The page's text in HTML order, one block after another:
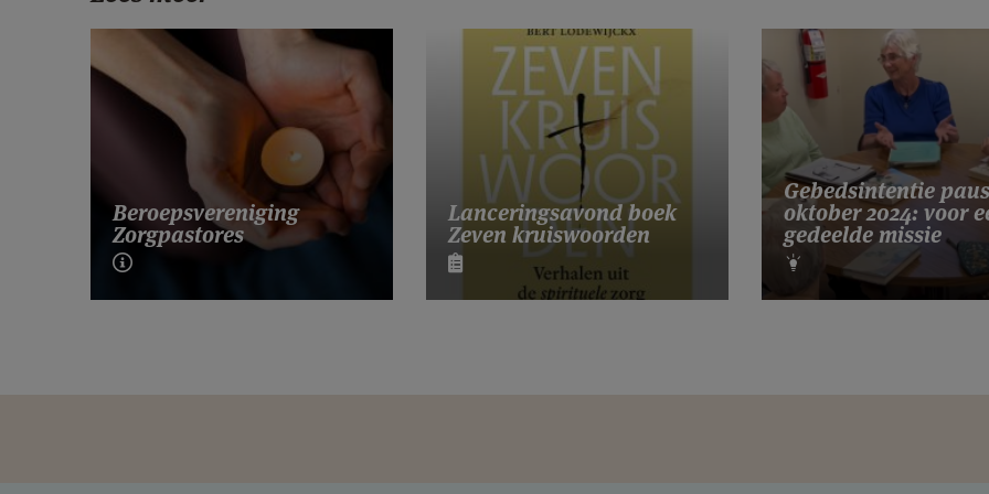
Beroepsvereniging
Zorgpastores
Lanceringsavond boek
Zeven kruiswoorden
Gebedsintentie paus
oktober 2024: voor
gedeelde missie